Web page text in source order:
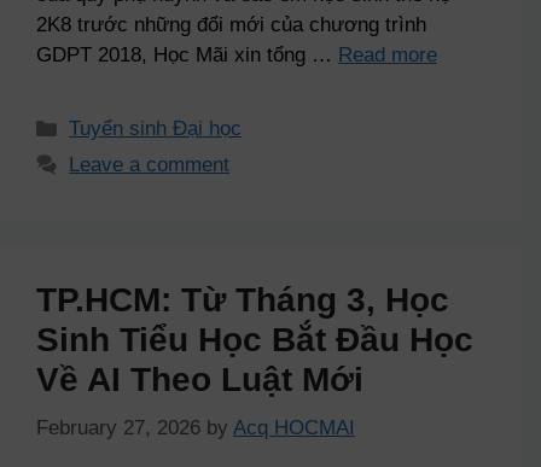
2K8 trước những đổi mới của chương trình
GDPT 2018, Học Mãi xin tổng … Read more
Tuyển sinh Đại học
Leave a comment
TP.HCM: Từ Tháng 3, Học
Sinh Tiểu Học Bắt Đầu Học
Về AI Theo Luật Mới
February 27, 2026 by Acq HOCMAI